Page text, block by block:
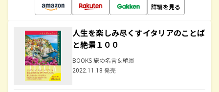
詳細を見る
人生を楽しみ尽くすイタリアのことば
と絶景１００
BOOKS 旅の名言＆絶景
2022.11.18 発売